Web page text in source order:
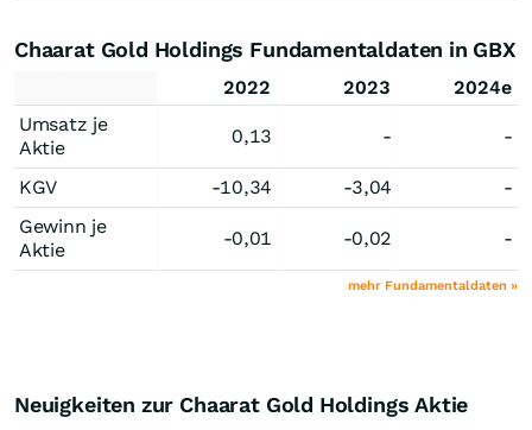
Chaarat Gold Holdings Fundamentaldaten in GBX
2022 2023
2024e
Umsatz je
Aktie
0,13 - -
KGV -10,34 -3,04
-
Gewinn je
Aktie
-0,01 -0,02 -
mehr Fundamentaldaten »
Neuigkeiten zur Chaarat Gold Holdings Aktie